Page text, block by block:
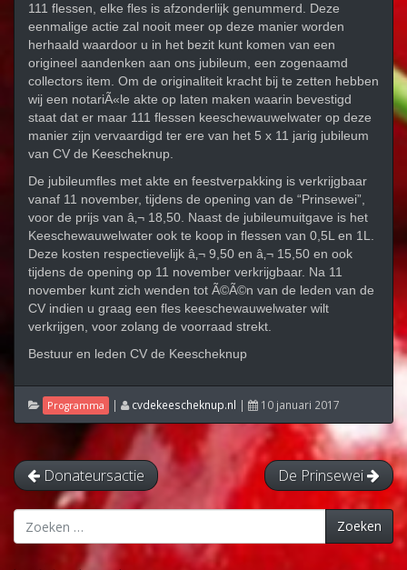
111 flessen, elke fles is afzonderlijk genummerd. Deze
eenmalige actie zal nooit meer op deze manier worden
herhaald waardoor u in het bezit kunt komen van een
origineel aandenken aan ons jubileum, een zogenaamd
collectors item. Om de originaliteit kracht bij te zetten hebben
wij een notariÃ«le akte op laten maken waarin bevestigd
staat dat er maar 111 flessen keeschewauwelwater op deze
manier zijn vervaardigd ter ere van het 5 x 11 jarig jubileum
van CV de Keescheknup.
De jubileumfles met akte en feestverpakking is verkrijgbaar
vanaf 11 november, tijdens de opening van de “Prinsewei”,
voor de prijs van â‚¬ 18,50. Naast de jubileumuitgave is het
Keeschewauwelwater ook te koop in flessen van 0,5L en 1L.
Deze kosten respectievelijk â‚¬ 9,50 en â‚¬ 15,50 en ook
tijdens de opening op 11 november verkrijgbaar. Na 11
november kunt zich wenden tot Ã©Ã©n van de leden van de
CV indien u graag een fles keeschewauwelwater wilt
verkrijgen, voor zolang de voorraad strekt.
Bestuur en leden CV de Keescheknup
Programma | cvdekeescheknup.nl | 10 januari 2017
De Prinsewei
Donateursactie
Zoeken
naar:
Zoeken